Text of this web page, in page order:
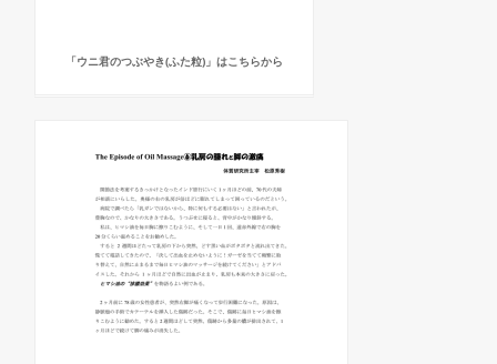
「ウニ君のつぶやき(ふた粒)」はこちらから